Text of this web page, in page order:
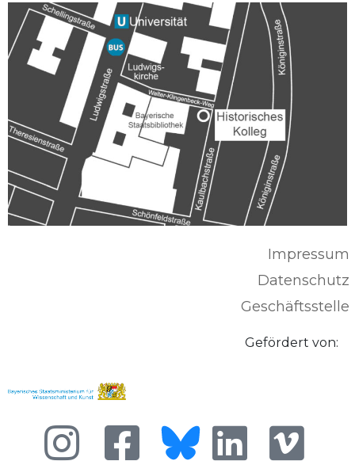
Impressum
Datenschutz
Geschäftsstelle
Gefördert von: